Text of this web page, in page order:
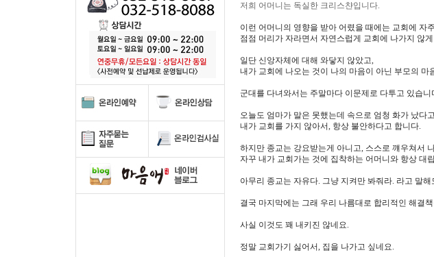
저희 어머니는 독실한 크리스챤입니다.
이런 어머니의 영향을 받아 어렸을 때에는 교회에 자
점점 머리가 자라면서 자연스럽게 교회에 나가지 않
일단 신앙자체에 대해 와닿지 않았고,
내가 교회에 나오는 것이 나의 마음이 아닌 부모의
군대를 다녀와서는 주말마다 이문제로 다투고 있습니
오늘도 엄마가 말은 못했는데 속으로 엄청 화가 났다
내가 교회를 가지 않아서, 항상 불안하다고 합니다.
하지만 종교는 강요받는게 아니고, 스스로 꺠우쳐서
자꾸 내가 교회가는 것에 집착하는 어머니와 항상 대
아무리 종교는 자유다. 그냥 지켜만 봐줘라. 라고 말
결국 마지막에는 그래 우리 나름대로 합리적인 해결
사실 이것도 꽤 내키진 않네요.
정말 교회가기 싫어서, 집을 나가고 싶네요.